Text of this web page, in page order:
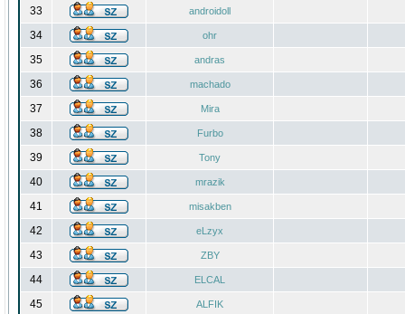
33 androidoll
34 ohr
35 andras
36 machado
37 Mira
38 Furbo
39 Tony
40 mrazik
41 misakben
42 eLzyx
43 ZBY
44 ELCAL
45 ALFIK